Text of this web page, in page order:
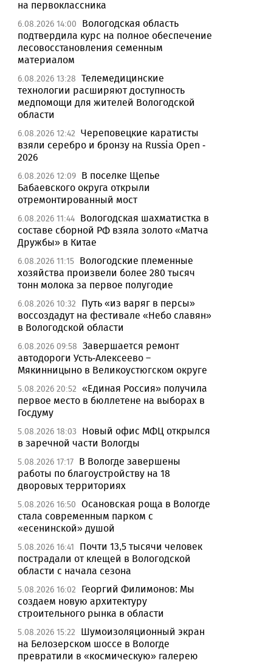
на первоклассника
6.08.2026 14:00
Вологодская область
подтвердила курс на полное обеспечение
лесовосстановления семенным
материалом
6.08.2026 13:28 Телемедицинские
технологии расширяют доступность
медпомощи для жителей Вологодской
области
6.08.2026 12:42 Череповецкие каратисты
взяли серебро и бронзу на Russia Open -
2026
6.08.2026 12:09 В поселке Щепье
Бабаевского округа открыли
отремонтированный мост
6.08.2026 11:44 Вологодская шахматистка в
составе сборной РФ взяла золото «Матча
Дружбы» в Китае
6.08.2026 11:15 Вологодские племенные
хозяйства произвели более 280 тысяч
тонн молока за первое полугодие
6.08.2026 10:32
Путь «из варяг в персы»
воссоздадут на фестивале «Небо славян»
в Вологодской области
6.08.2026 09:58 Завершается ремонт
автодороги Усть-Алексеево –
Мякинницыно в Великоустюгском округе
5.08.2026 20:52 «Единая Россия» получила
первое место в бюллетене на выборах в
Госдуму
5.08.2026 18:03
Новый офис МФЦ открылся
в заречной части Вологды
5.08.2026 17:17 В Вологде завершены
работы по благоустройству на 18
дворовых территориях
5.08.2026 16:50 Осановская роща в Вологде
стала современным парком с
«есенинской» душой
5.08.2026 16:41
Почти 13,5 тысячи человек
пострадали от клещей в Вологодской
области с начала сезона
5.08.2026 16:02
Георгий Филимонов: Мы
создаем новую архитектуру
строительного рынка в области
5.08.2026 15:22
Шумоизоляционный экран
на Белозерском шоссе в Вологде
превратили в «космическую» галерею